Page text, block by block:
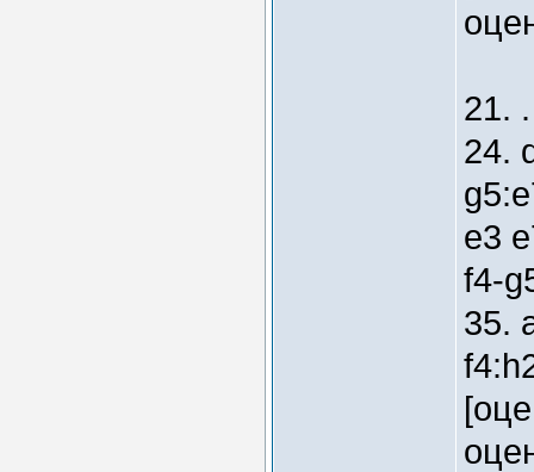
21.
24.
e3
f4-
35.